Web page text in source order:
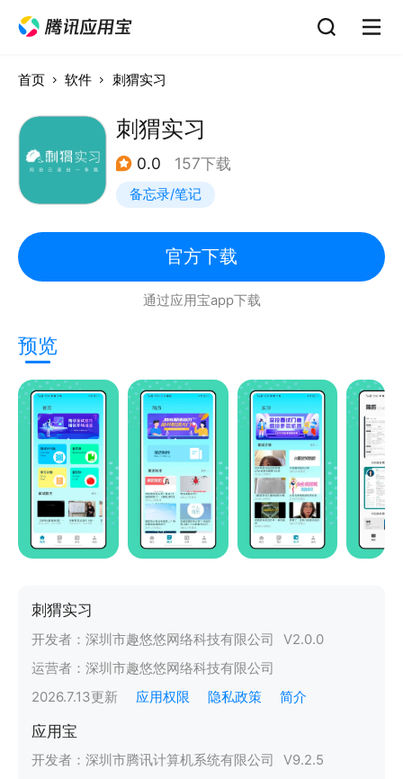
首页 软件 刺猬实习
刺猬实习
0.0 157下载
备忘录/笔记
官方下载
通过应用宝app下载
预览
刺猬实习
开发者： 深圳市趣悠悠网络科技有限公司 V2.0.0
运营者： 深圳市趣悠悠网络科技有限公司
2026.7.13更新 应用权限 隐私政策 简介
应用宝
开发者： 深圳市腾讯计算机系统有限公司 V9.2.5